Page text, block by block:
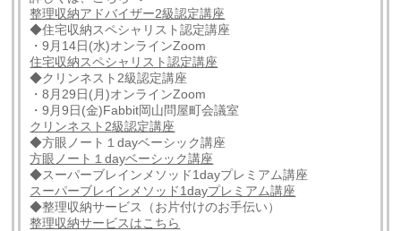
整理収納アドバイザー2級認定講座
◆住宅収納スペシャリスト認定講座
・9月14日(水)オンラインZoom
住宅収納スペシャリスト認定講座
◆クリンネスト2級認定講座
・8月29日(月)オンラインZoom
・9月9日(金)Fabbit岡山問屋町会議室
クリンネスト2級認定講座
◆方眼ノート１dayベーシック講座
方眼ノート１dayベーシック講座
◆スーパーブレインメソッド1dayプレミアム講座
スーパーブレインメソッド1dayプレミアム講座
◆整理収納サービス（お片付けのお手伝い）
整理収納サービスはこちら